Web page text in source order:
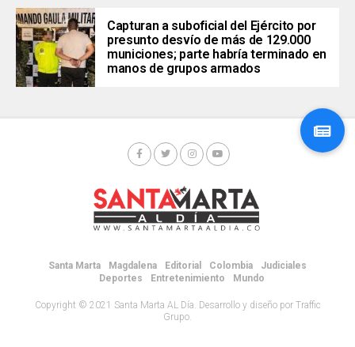
Capturan a suboficial del Ejército por
presunto desvío de más de 129.000
municiones; parte habría terminado en
manos de grupos armados
Santa Marta Magdalena Editorial Colombia
Judiciales
Deportes
Entretenimiento Mundo
Copyright © 2021 Santa Marta AL Día. Desarrollo y diseño por Traffic
Grupo.